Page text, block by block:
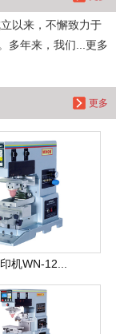
以来，不懈致力于
多年来，我们...更多
更多
机WN-12...